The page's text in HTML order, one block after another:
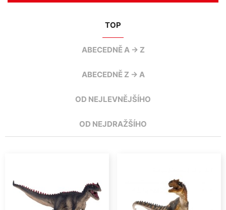
TOP
ABECEDNĚ A -> Z
ABECEDNĚ Z -> A
OD NEJLEVNĚJŠÍHO
OD NEJDRAŽŠÍHO